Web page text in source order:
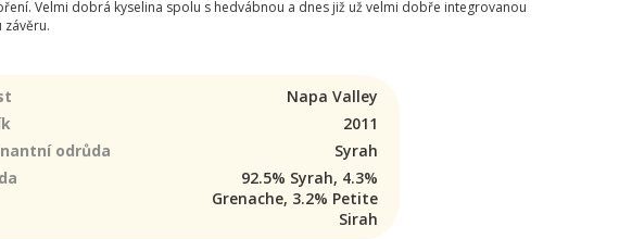
Velmi dobrá kyselina spolu s hedvábnou a dnes již už velmi dobře integrovanou
Napa Valley
2011
odrůda
Syrah
92.5% Syrah, 4.3%
Grenache, 3.2% Petite
Sirah